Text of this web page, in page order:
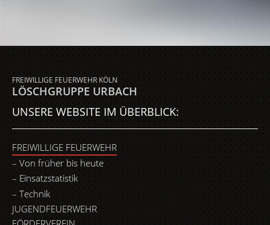
FREIWILLIGE FEUERWEHR KÖLN
LÖSCHGRUPPE URBACH
UNSERE WEBSITE IM ÜBERBLICK:
FREIWILLIGE FEUERWEHR
Von früher bis heute
Einsatzstatistik
Technik
JUGENDFEUERWEHR